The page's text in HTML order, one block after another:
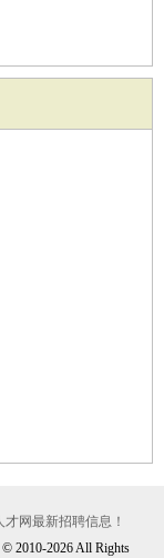
网最新招聘信息！
2010-2026 All Rights